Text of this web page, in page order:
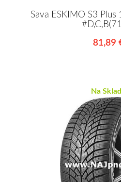
Sava ESKIMO S3 Plus
81,89
Na